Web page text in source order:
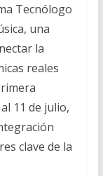
Tecnólogo
una
la
reales
11 de julio,
clave de la